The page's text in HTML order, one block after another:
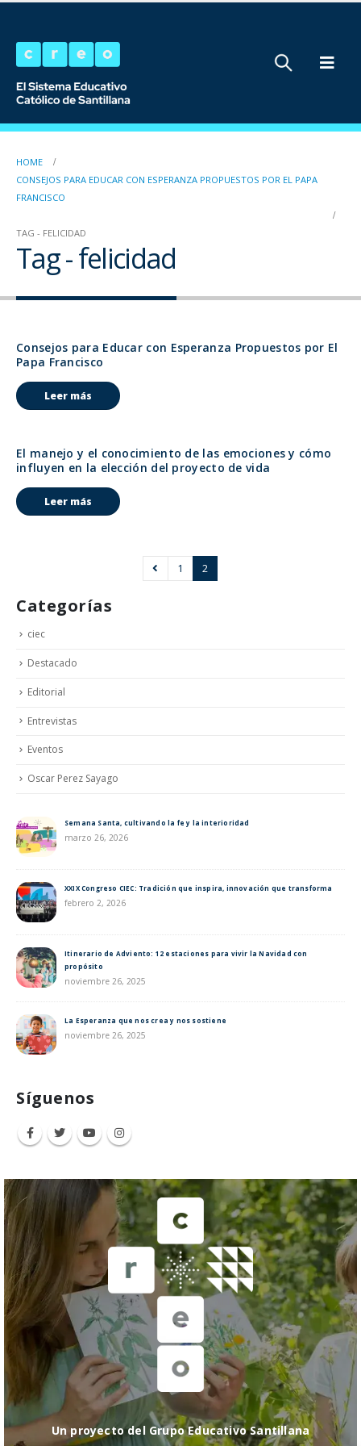
HOME
CONSEJOS PARA EDUCAR CON ESPERANZA PROPUESTOS POR EL PAPA
FRANCISCO
TAG - FELICIDAD
Tag - felicidad
Consejos para Educar con Esperanza Propuestos por El
Papa Francisco
Leer más
El manejo y el conocimiento de las emociones y cómo
influyen en la elección del proyecto de vida
Leer más
1 2
Categorías
ciec
Destacado
Editorial
Entrevistas
Eventos
Oscar Perez Sayago
Semana Santa, cultivando la fe y la interioridad
marzo 26, 2026
XXIX Congreso CIEC: Tradición que inspira, innovación que transforma
febrero 2, 2026
Itinerario de Adviento: 12 estaciones para vivir la Navidad con
propósito
noviembre 26, 2025
La Esperanza que nos crea y nos sostiene
noviembre 26, 2025
Síguenos
Un proyecto del Grupo Educativo Santillana